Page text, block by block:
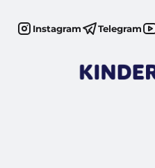
Instagram Telegram